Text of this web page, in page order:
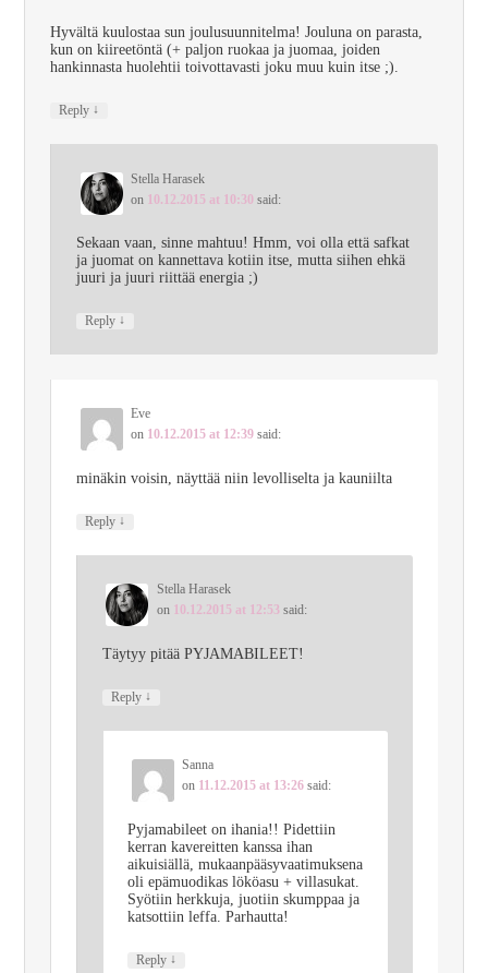
Hyvältä kuulostaa sun joulusuunnitelma! Jouluna on parasta,
kun on kiireetöntä (+ paljon ruokaa ja juomaa, joiden
hankinnasta huolehtii toivottavasti joku muu kuin itse ;).
Reply ↓
Stella Harasek
on 10.12.2015 at 10:30 said:
Sekaan vaan, sinne mahtuu! Hmm, voi olla että safkat
ja juomat on kannettava kotiin itse, mutta siihen ehkä
juuri ja juuri riittää energia ;)
Reply ↓
Eve
on 10.12.2015 at 12:39 said:
minäkin voisin, näyttää niin levolliselta ja kauniilta
Reply ↓
Stella Harasek
on 10.12.2015 at 12:53 said:
Täytyy pitää PYJAMABILEET!
Reply ↓
Sanna
on 11.12.2015 at 13:26 said:
Pyjamabileet on ihania!! Pidettiin
kerran kavereitten kanssa ihan
aikuisiällä, mukaanpääsyvaatimuksena
oli epämuodikas lököasu + villasukat.
Syötiin herkkuja, juotiin skumppaa ja
katsottiin leffa. Parhautta!
Reply ↓